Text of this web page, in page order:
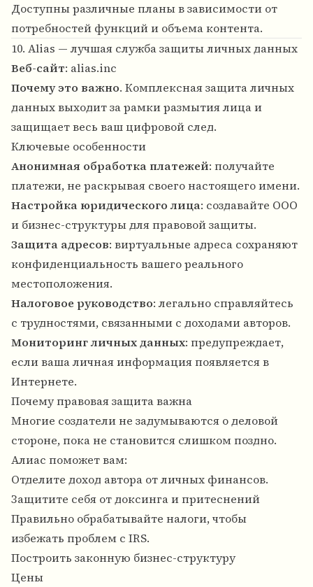
Доступны различные планы в зависимости от
потребностей функций и объема контента.
10. Alias — лучшая служба защиты личных данных
Веб-сайт: alias.inc
Почему это важно. Комплексная защита личных
данных выходит за рамки размытия лица и
защищает весь ваш цифровой след.
Ключевые особенности
Анонимная обработка платежей: получайте
платежи, не раскрывая своего настоящего имени.
Настройка юридического лица: создавайте ООО
и бизнес-структуры для правовой защиты.
Защита адресов: виртуальные адреса сохраняют
конфиденциальность вашего реального
местоположения.
Налоговое руководство: легально справляйтесь
с трудностями, связанными с доходами авторов.
Мониторинг личных данных: предупреждает,
если ваша личная информация появляется в
Интернете.
Почему правовая защита важна
Многие создатели не задумываются о деловой
стороне, пока не становится слишком поздно.
Алиас поможет вам:
Отделите доход автора от личных финансов.
Защитите себя от доксинга и притеснений
Правильно обрабатывайте налоги, чтобы
избежать проблем с IRS.
Построить законную бизнес-структуру
Цены